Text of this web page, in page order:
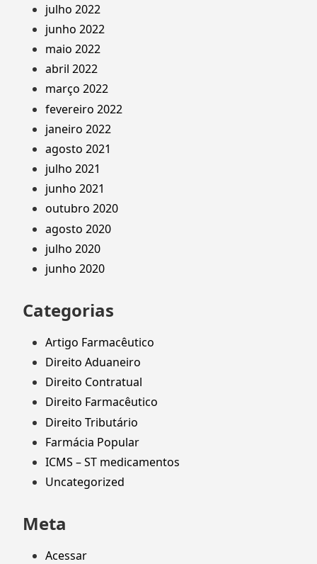
julho 2022
junho 2022
maio 2022
abril 2022
março 2022
fevereiro 2022
janeiro 2022
agosto 2021
julho 2021
junho 2021
outubro 2020
agosto 2020
julho 2020
junho 2020
Categorias
Artigo Farmacêutico
Direito Aduaneiro
Direito Contratual
Direito Farmacêutico
Direito Tributário
Farmácia Popular
ICMS – ST medicamentos
Uncategorized
Meta
Acessar